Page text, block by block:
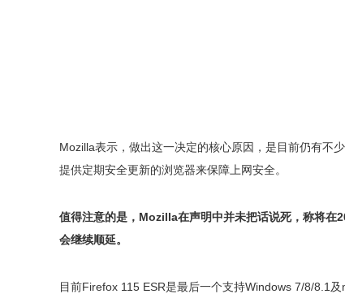
Mozilla表示，做出这一决定的核心原因，是目前仍有不
提供定期安全更新的浏览器来保障上网安全。
值得注意的是，Mozilla在声明中并未把话说死，称将在
会继续顺延。
目前Firefox 115 ESR是最后一个支持Windows 7/8/8.1